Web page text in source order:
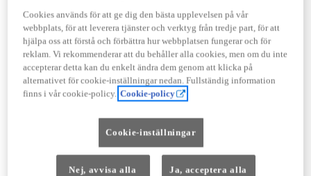
Cylindrar
Kapacitet
1 987 cc
Effekt
135kw (184 hk)
Prestanda
Acceleration 0-100km/h
8,2
Växellåda
Cookies används för att ge dig den bästa upplevelsen på vår
webbplats, för att leverera tjänster och verktyg från tredje part, för att
hjälpa oss att förstå och förbättra hur webbplatsen fungerar och för
reklam. Vi rekommenderar att du behåller alla cookies, men om du inte
accepterar detta kan du enkelt ändra dem genom att klicka på
alternativet för cookie-inställningar nedan. Fullständig information
finns i vår cookie-policy. Cookie-policy
Cookie-inställningar
Nej, avvisa alla Ja, acceptera alla